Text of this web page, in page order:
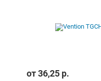
от36,25 р.